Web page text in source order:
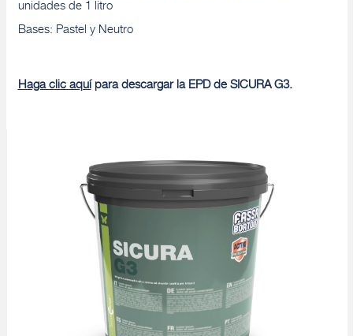
unidades de 1 litro
Bases: Pastel y Neutro
Haga clic aquípara descargar la EPD de SICURA G3.